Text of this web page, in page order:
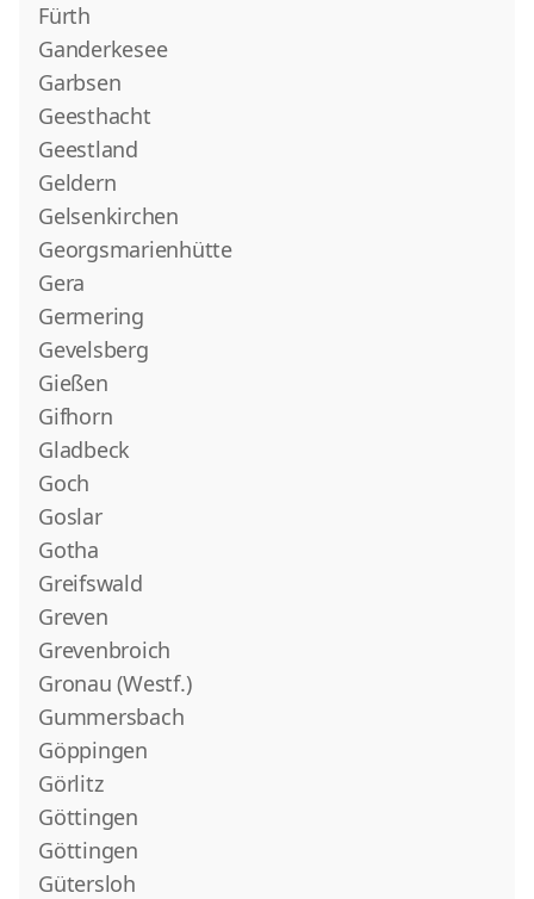
Fürth
Ganderkesee
Garbsen
Geesthacht
Geestland
Geldern
Gelsenkirchen
Georgsmarienhütte
Gera
Germering
Gevelsberg
Gießen
Gifhorn
Gladbeck
Goch
Goslar
Gotha
Greifswald
Greven
Grevenbroich
Gronau (Westf.)
Gummersbach
Göppingen
Görlitz
Göttingen
Göttingen
Gütersloh